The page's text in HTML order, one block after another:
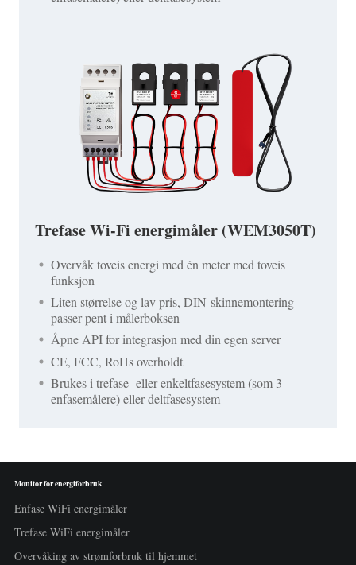
Trefase Wi-Fi energimåler (WEM3050T)
Overvåk toveis energi med én meter med toveis
funksjon
Liten størrelse og lav pris, DIN-skinnemontering
passer pent i målerboksen
Åpne API for integrasjon med din egen server
CE, FCC, RoHs overholdt
Brukes i trefase- eller enkeltfasesystem (som 3
enfasemålere) eller deltfasesystem
Monitor for energiforbruk
Enfase WiFi energimåler
Trefase WiFi energimåler
Overvåking av strømforbruk til hjemmet